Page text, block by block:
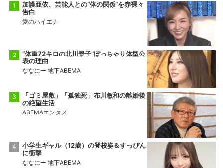
加護亜依、芸能人との“体の関係”を赤裸々
告白
愛のハイエナ
“体重72キロの北川景子”ぽっちゃり体型公
表の理由
ななにー 地下ABEMA
「ゴミ屋敷」「孤独死」布川敏和の離婚後
の絶望生活
ABEMAエンタメ
小学生ギャル（12歳）の登校姿＆すっぴん
に衝撃
ななにー 地下ABEMA